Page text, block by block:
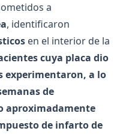
a
, identificaron
en el interior de la
cuya placa dio
experimentaron, a lo
de
aproximadamente
de infarto de